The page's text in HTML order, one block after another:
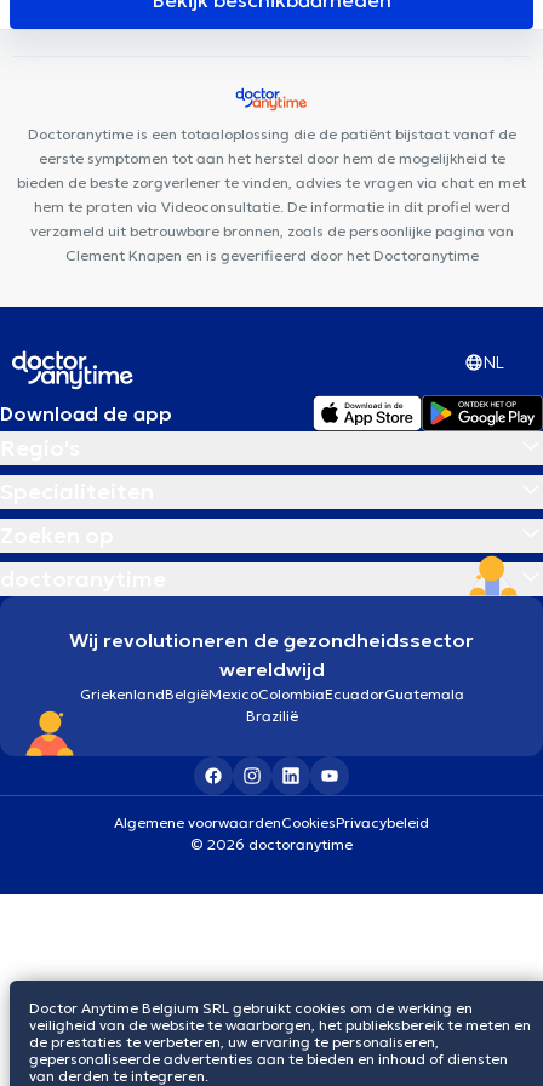
Auditif Dodelé
Smile-Architect Otakè
Centre Médical de
Soul By The Lab
Espace Médical Waterloo
Core Therapy
Doctoranytime is een totaaloplossing die de patiënt bijstaat vanaf de
eerste symptomen tot aan het herstel door hem de mogelijkheid te
bieden de beste zorgverlener te vinden, advies te vragen via chat en met
hem te praten via Videoconsultatie. De informatie in dit profiel werd
verzameld uit betrouwbare bronnen, zoals de persoonlijke pagina van
Clement Knapen en is geverifieerd door het Doctoranytime
NL
Download de app
Wij revolutioneren de gezondheidssector
wereldwijd
GriekenlandBelgiëMexicoColombiaEcuadorGuatemala
Brazilië
Algemene voorwaardenCookiesPrivacybeleid
© 2026 doctoranytime
Doctor Anytime Belgium SRL gebruikt cookies om de werking en
veiligheid van de website te waarborgen, het publieksbereik te meten en
de prestaties te verbeteren, uw ervaring te personaliseren,
gepersonaliseerde advertenties aan te bieden en inhoud of diensten
van derden te integreren.